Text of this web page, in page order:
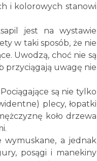
i kolorowych stanowi
jest na wystawie
w taki sposób, że nie
Uwodzą, choć nie są
przyciągają uwagę nie
są nie tylko
plecy, łopatki
koło drzewa
wymuskane, a jednak
posągi i manekiny